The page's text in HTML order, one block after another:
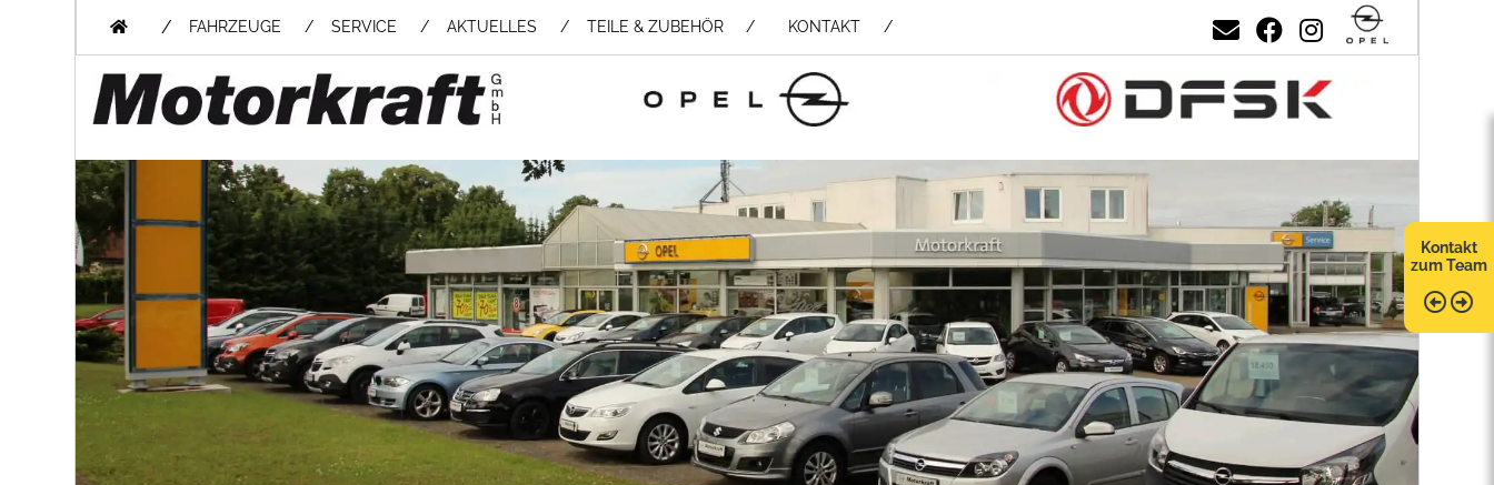
/ FAHRZEUGE SERVICE AKTUELLES TEILE & ZUBEHÖR / KONTAKT
Kontakt
zum Team